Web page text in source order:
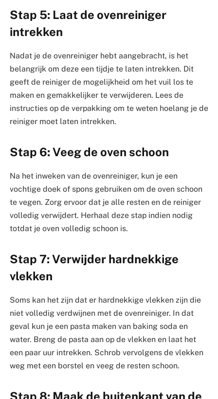
Stap 5: Laat de ovenreiniger
intrekken
Nadat je de ovenreiniger hebt aangebracht, is het
belangrijk om deze een tijdje te laten intrekken. Dit
geeft de reiniger de mogelijkheid om het vuil los te
maken en gemakkelijker te verwijderen. Lees de
instructies op de verpakking om te weten hoelang je de
reiniger moet laten intrekken.
Stap 6: Veeg de oven schoon
Na het inweken van de ovenreiniger, kun je een
vochtige doek of spons gebruiken om de oven schoon
te vegen. Zorg ervoor dat je alle resten en de reiniger
volledig verwijdert. Herhaal deze stap indien nodig
totdat je oven volledig schoon is.
Stap 7: Verwijder hardnekkige
vlekken
Soms kan het zijn dat er hardnekkige vlekken zijn die
niet volledig verdwijnen met de ovenreiniger. In dat
geval kun je een pasta maken van baking soda en
water. Breng de pasta aan op de vlekken en laat het
een paar uur intrekken. Schrob vervolgens de vlekken
weg met een borstel en veeg de resten schoon.
Stap 8: Maak de buitenkant van de